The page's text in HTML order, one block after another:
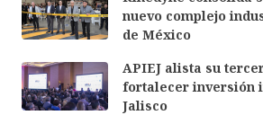
nuevo complejo
de México
APIEJ alista su
fortalecer inversión
Jalisco